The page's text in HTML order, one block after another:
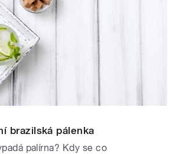
brazilská pálenka
palírna? Kdy se co